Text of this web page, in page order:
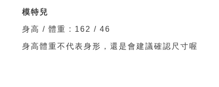
模特兒
身高 / 體重 : 162 / 46
身高體重不代表身形，還是會建議確認尺寸喔